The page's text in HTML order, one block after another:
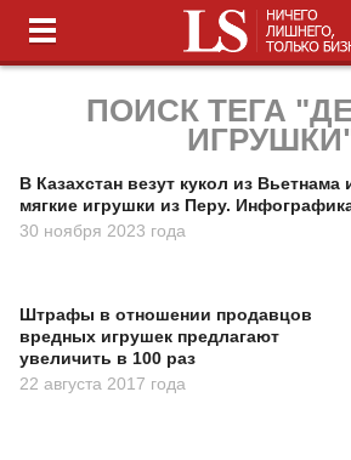
ПОИСК ТЕГА
В Казахстан везут кукол из Вьетнама
мягкие игрушки из Перу.
30 ноября 2023 года
Штрафы в отношении продавцов
вредных игрушек предлагают
увеличить в 100 раз
22 августа 2017 года